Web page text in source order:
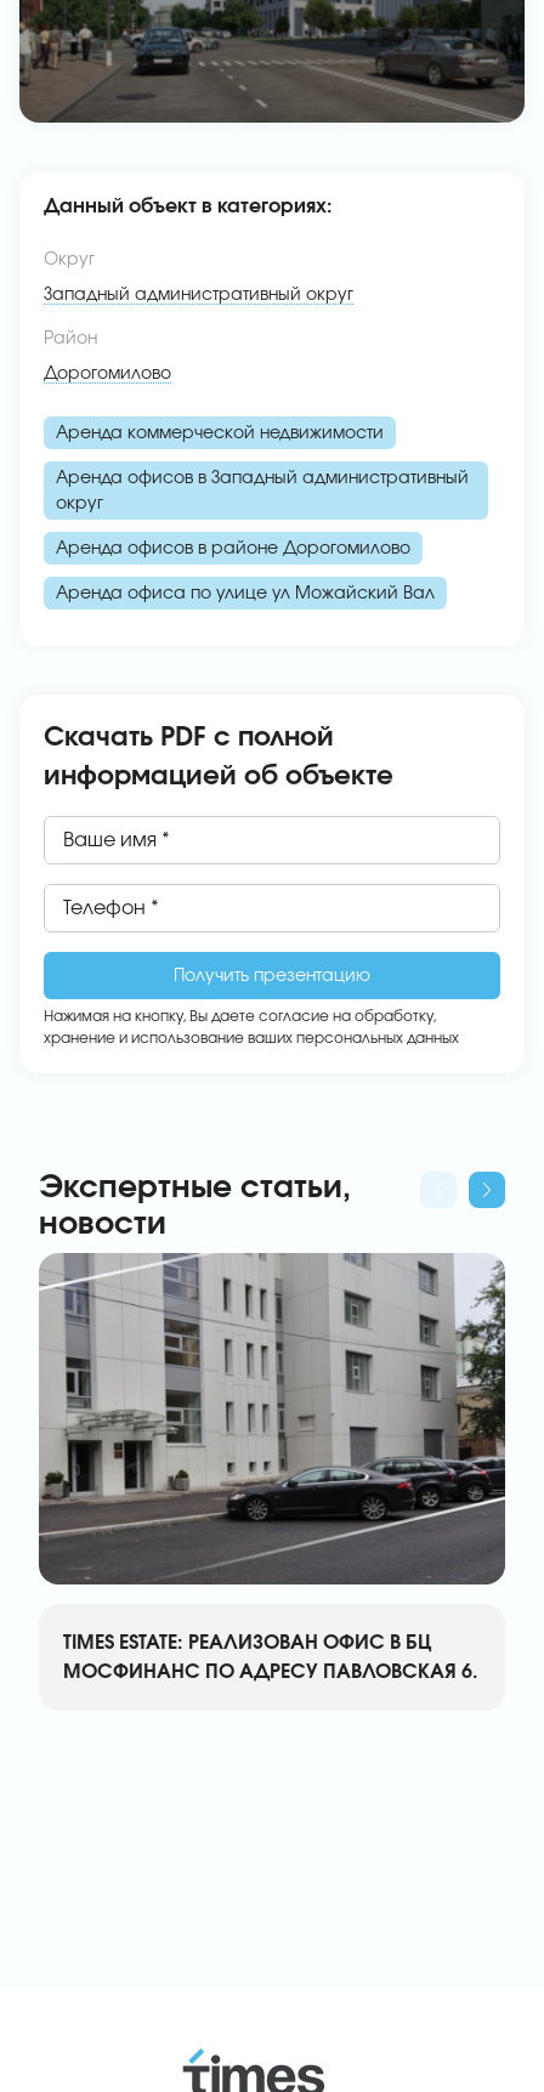
Данный объект в категориях:
Округ
Западный административный округ
Район
Дорогомилово
Аренда коммерческой недвижимости
Аренда офисов в Западный административный
округ
Аренда офисов в районе Дорогомилово
Аренда офиса по улице ул Можайский Вал
Скачать PDF с полной
информацией об объекте
Ваше имя *
Телефон *
Нажимая на кнопку, Вы даете согласие на обработку,
хранение и использование ваших персональных данных
Экспертные статьи,
новости
TIMES ESTATE: РЕАЛИЗОВАН ОФИС В БЦ
МОСФИНАНС ПО АДРЕСУ ПАВЛОВСКАЯ 6.